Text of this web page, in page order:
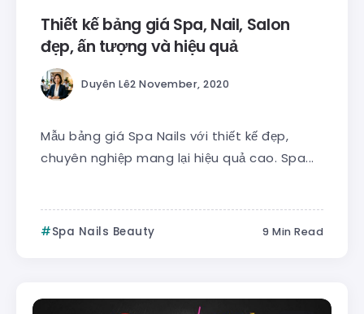
Thiết kế bảng giá Spa, Nail, Salon
đẹp, ấn tượng và hiệu quả
Duyên Lê2 November, 2020
Mẫu bảng giá Spa Nails với thiết kế đẹp,
chuyên nghiệp mang lại hiệu quả cao. Spa...
Spa Nails Beauty 9 Min Read